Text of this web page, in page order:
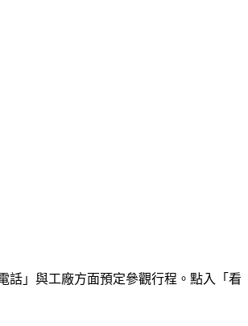
話」與工廠方面預定參觀行程。點入「看